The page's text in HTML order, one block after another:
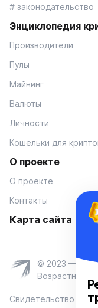
# законодательство
Энциклопедия
Производители
Пулы
Майнинг
Валюты
Личности
Кошельки для
О проекте
О проекте
Контакты
Карта сайта
© 2023 —
Возрастное
Свидетельство о